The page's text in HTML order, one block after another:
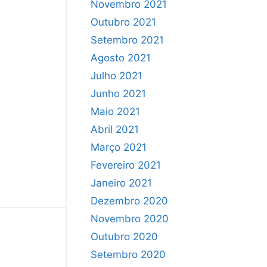
Novembro 2021
Outubro 2021
Setembro 2021
Agosto 2021
Julho 2021
Junho 2021
Maio 2021
Abril 2021
Março 2021
Fevereiro 2021
Janeiro 2021
Dezembro 2020
Novembro 2020
Outubro 2020
Setembro 2020